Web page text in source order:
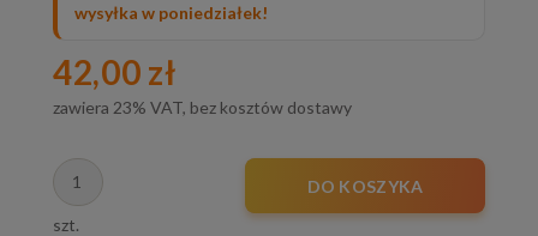
wysyłka w poniedziałek!
42,00 zł
zawiera 23% VAT, bez kosztów dostawy
szt.
DO KOSZYKA